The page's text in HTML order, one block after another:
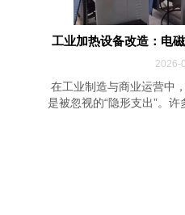
2026-
在工业制造与商业运营中
是被忽视的“隐形支出”。